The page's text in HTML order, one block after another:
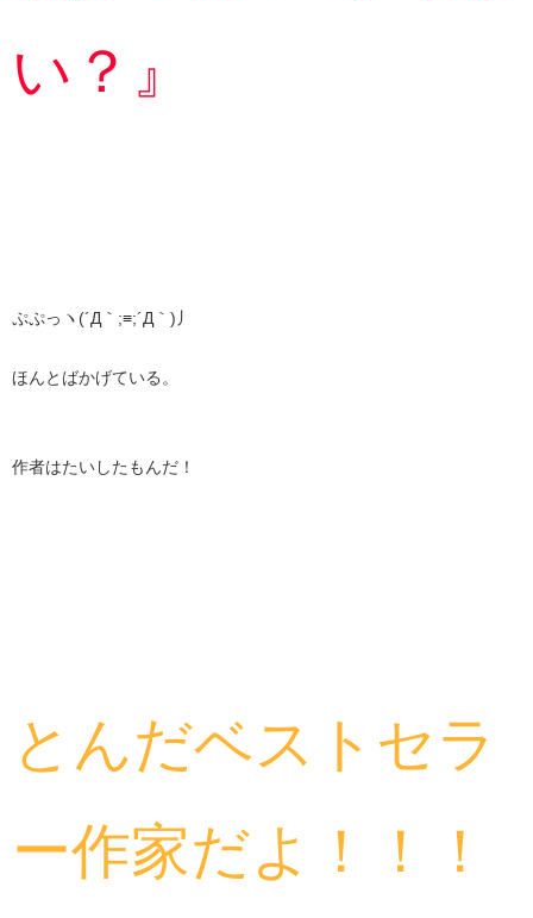
い？』
ぷぷっヽ(´Д｀;≡;´Д｀)丿
ほんとばかげている。
作者はたいしたもんだ！
とんだベストセラ
ー作家だよ！！！